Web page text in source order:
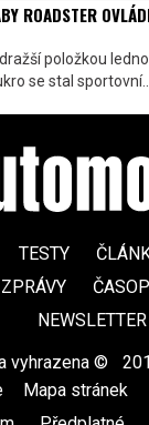
ROADSTER
položkou
se stal sportovní...
TESTY
NEWSLETTER
vyhrazena ©
Mapa stránek